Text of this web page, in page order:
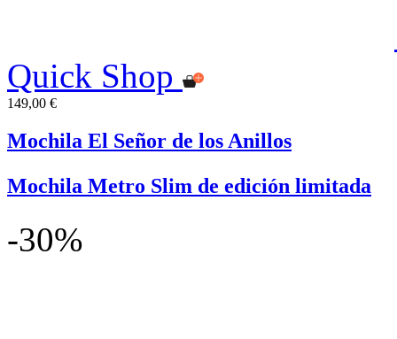
Quick Shop
149,00 €
Mochila El Señor de los Anillos
Mochila Metro Slim de edición limitada
-30%